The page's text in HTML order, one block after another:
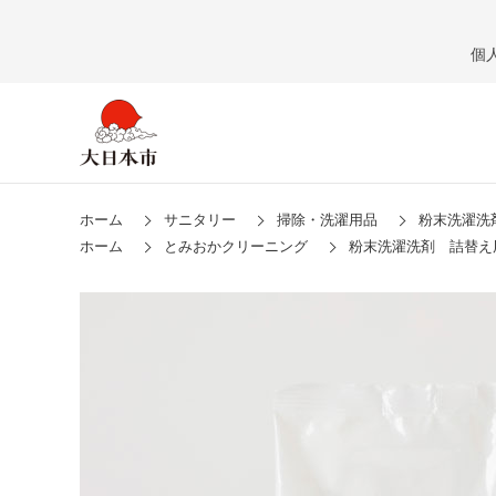
個
ホーム サニタリー 掃除・洗濯用品
粉末洗濯
ホーム
とみおかクリーニング 粉末洗濯洗剤 詰替え